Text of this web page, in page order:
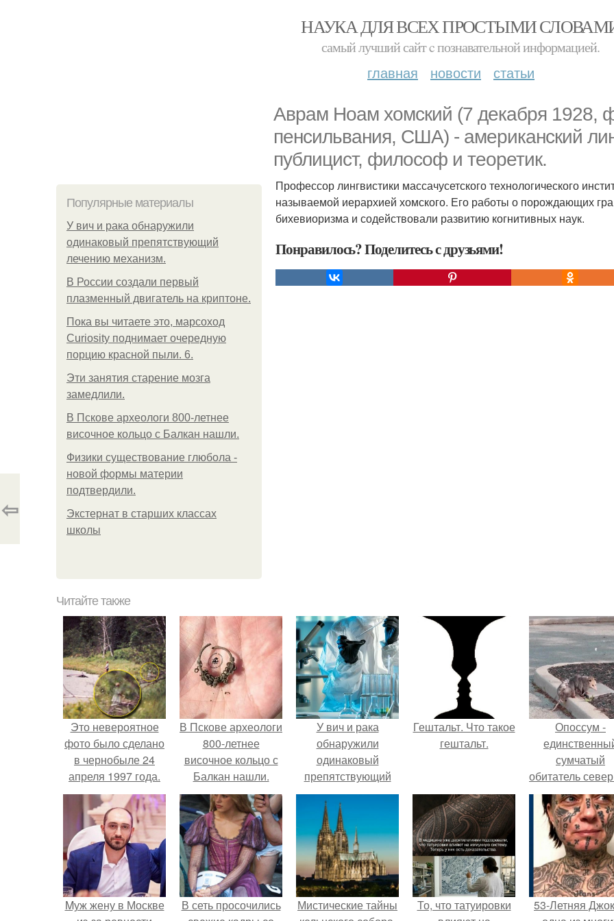
НАУКА ДЛЯ ВСЕХ ПРОСТЫМИ
самый лучший сайт c познавательной информацией.
главная новости статьи
Аврам Ноам хомский (7 декабря 1928,
пенсильвания, США) - американский
публицист, философ и теоретик.
Популярные материалы
У вич и рака обнаружили
одинаковый препятствующий
лечению механизм.
В России создали первый
плазменный двигатель на криптоне.
Пока вы читаете это, марсоход
Curiosity поднимает очередную
порцию красной пыли. 6.
Эти занятия старение мозга
замедлили.
В Пскове археологи 800-летнее
височное кольцо с Балкан нашли.
Физики существование глюбола -
новой формы материи
подтвердили.
Экстернат в старших классах
школы
Профессор лингвистики массачусетского технологического
называемой иерархией хомского. Его работы о порождающих
бихевиоризма и содействовали развитию когнитивных наук.
Понравилось? Поделитесь с друзьями!
⇦
Читайте также
Это невероятное
фото было сделано
в чернобыле 24
апреля 1997 года.
В Пскове археологи
800-летнее
височное кольцо с
Балкан нашли.
У вич и рака
обнаружили
одинаковый
препятствующий
лечению механизм.
Гештальт. Что такое
гештальт.
Опоссум -
сумчатый
обитатель
америки.
Mуж жену в Москве
В сеть просочились
Мистические тайны
То, что татуировки
53-Летняя